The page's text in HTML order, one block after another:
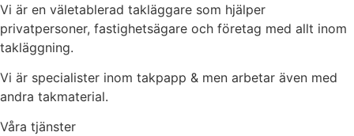
Vi är en väletablerad takläggare som hjälper
privatpersoner, fastighetsägare och företag med allt inom
takläggning.
Vi är specialister inom takpapp & men arbetar även med
andra takmaterial.
Våra tjänster